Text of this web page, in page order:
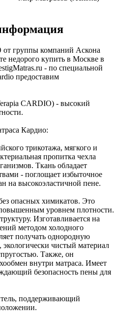
группы компаний Аскона
купить в Москве в
- по специальной
предоставим
CARDIO) - высокий
Кардио:
трикотажа, мягкого и
пропитка чехла
Ткань обладает
- поглощает избыточное
на высокоэластичной пене.
опасных химикатов. Это
уровнем плотности.
Изготавливается на
методом холодного
получать однородную
чистый материал
Также, он
внутри матраса. Имеет
безопасность пены для
поддерживающий